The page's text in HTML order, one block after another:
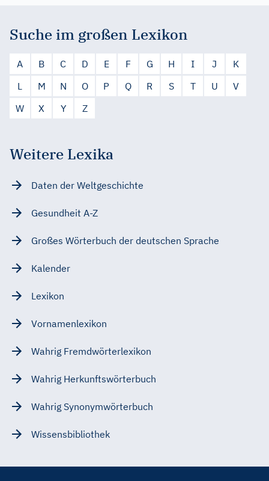
Suche im großen Lexikon
A B C D E F G H I J
K
L
M N O P Q R S T U
V
W
X Y Z
Weitere Lexika
Daten der Weltgeschichte
Gesundheit A-Z
Großes Wörterbuch der deutschen Sprache
Kalender
Lexikon
Vornamenlexikon
Wahrig Fremdwörterlexikon
Wahrig Herkunftswörterbuch
Wahrig Synonymwörterbuch
Wissensbibliothek